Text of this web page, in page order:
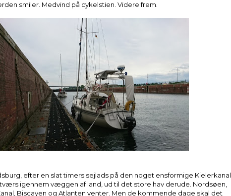
smiler. Medvind på cykelstien. Videre frem.
efter en slat timers sejlads på den noget ensformige Kielerkanal
igennem væggen af land, ud til det store hav derude. Nordsøen,
Biscayen og Atlanten venter. Men de kommende dage skal det